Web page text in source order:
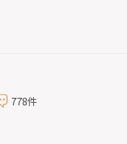
778件